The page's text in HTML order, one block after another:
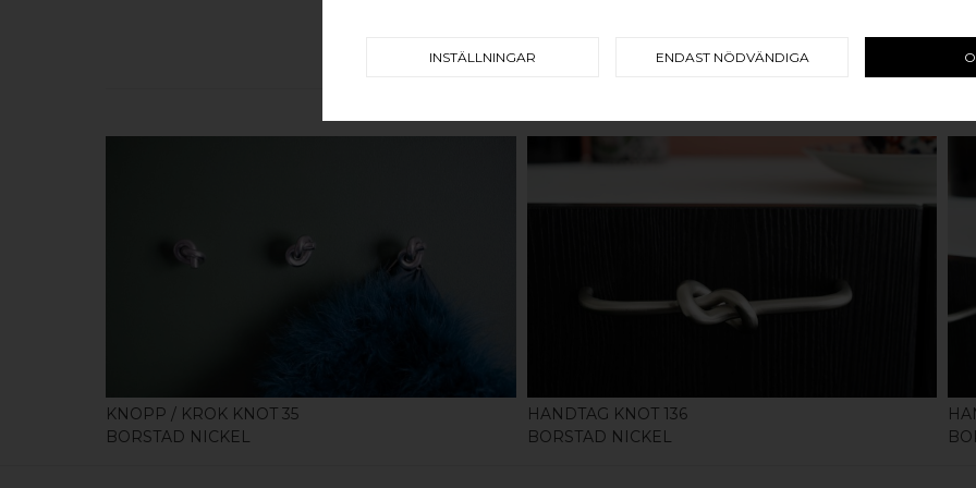
KÖP
KNOPP / KROK KNOT 35
BORSTAD NICKEL
HANDTAG KNOT 136
BORSTAD NICKEL
INSTÄLLNINGAR ENDAST NÖDVÄNDIGA